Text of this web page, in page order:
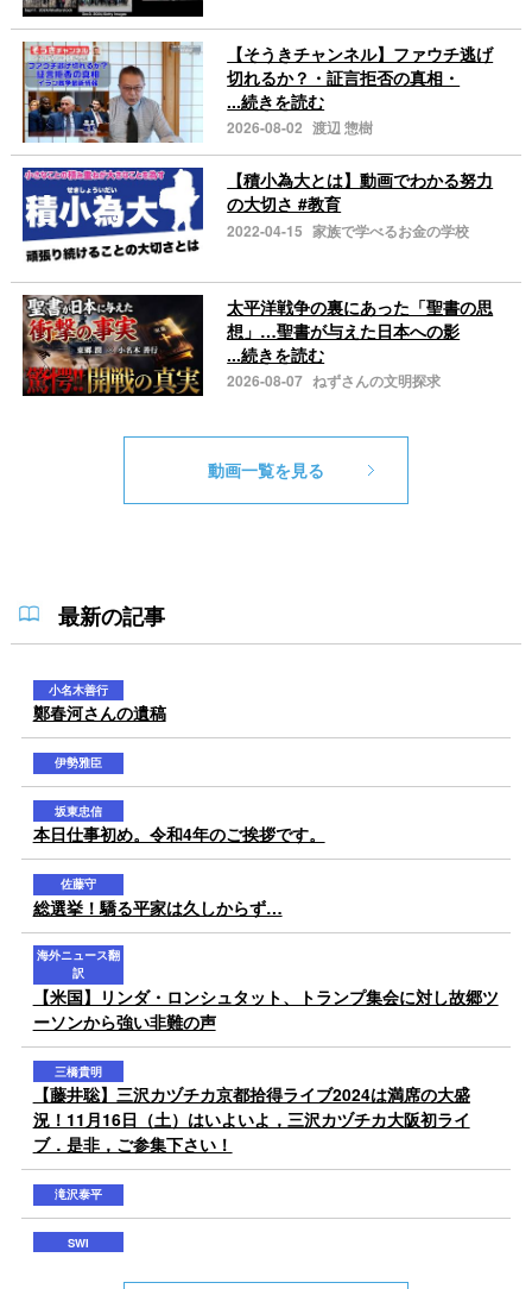
【そうきチャンネル】ファウチ逃げ
切れるか？・証言拒否の真相・
...続きを読む
2026-08-02 渡辺 惣樹
【積小為大とは】動画でわかる努力
の大切さ #教育
2022-04-15 家族で学べるお金の学校
太平洋戦争の裏にあった「聖書の思
想」…聖書が与えた日本への影
...続きを読む
2026-08-07 ねずさんの文明探求
動画一覧を見る
最新の記事